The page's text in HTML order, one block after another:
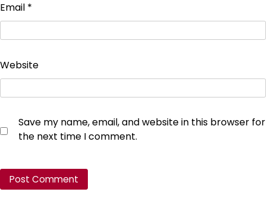
Email *
Website
Save my name, email, and website in this browser for
the next time I comment.